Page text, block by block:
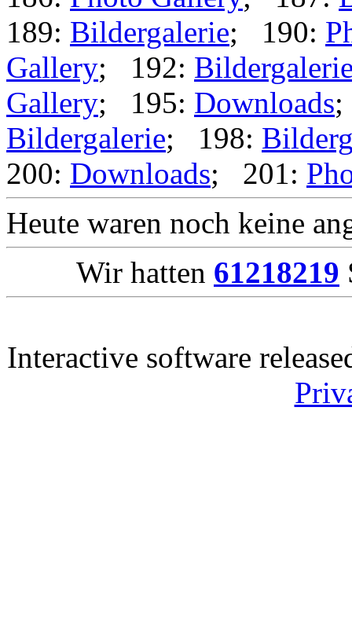
189: Bildergalerie; 190:
Gallery; 192:
Gallery; 195: Downloads
Bildergalerie; 198:
200: Downloads; 201:
Heute waren noch keine
Wir hatten 61218219
Interactive software